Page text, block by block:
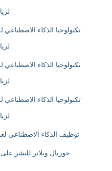
تكنولوجيا الذكاء
تكنولوجيا الذكاء
تكنولوجيا الذكاء
توظيف الذكاء الاصطناعي
جورنال وبلانر للنشر